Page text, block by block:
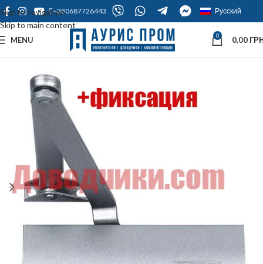
Skip to navigation
Skip to main content
+380687726443 Русский
MENU 0 0,00